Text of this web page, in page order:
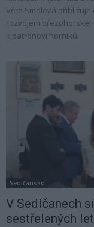
Věra Smolová
rozvojem
k patronovi horníků.
Sedlčansko
V Sedlčanech
sestřelených